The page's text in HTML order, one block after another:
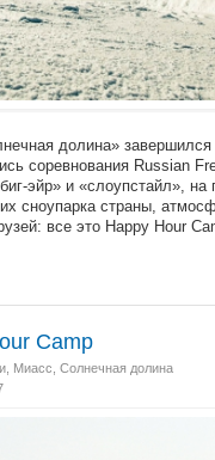
долина»
соревнования Russian
эйр» и «слоупстайл», на
сноупарка страны,
все это Happy Hour
Camp
Миасс, Солнечная долина